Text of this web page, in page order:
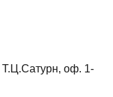
Т.Ц.Сатурн, оф. 1-